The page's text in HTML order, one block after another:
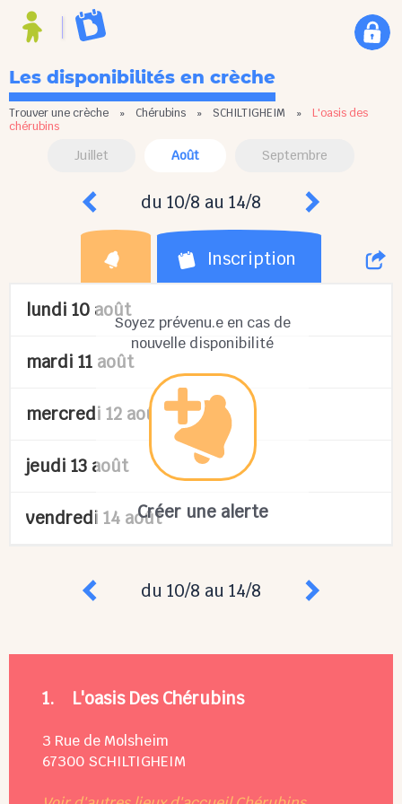
Les disponibilités en crèche
Trouver une crèche » Chérubins » SCHILTIGHEIM » L'oasis des
chérubins
Juillet Août Septembre
du 10/8 au 14/8
Inscription
Soyez prévenu.e en cas de
nouvelle disponibilité
Créer une alerte
lundi 10 août
mardi 11 août
mercredi 12 août
jeudi 13 août
vendredi 14 août
du 10/8 au 14/8
1. L'oasis Des Chérubins
3 Rue de Molsheim
67300 SCHILTIGHEIM